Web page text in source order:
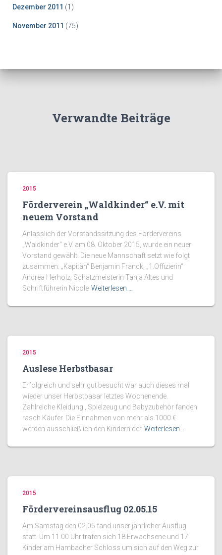
Dezember 2011 (1)
November 2011 (75)
Verwandte Beiträge
2015
Förderverein „Waldkinder“ e.V. mit
neuem Vorstand
Anlässlich der Vorstandssitzung des Fördervereins
„Waldkinder“ e.V. am 08. Oktober 2015, wurde ein neuer
Vorstand gewählt. Die neue Mannschaft setzt wie folgt
zusammen: „Kapitän“ Benjamin Franck, „1.Offizierin“
Andrea Herholz, Schatzmeisterin Tanja Altes und
Schriftführerin Nicole Weiterlesen …
2015
Auslese Herbstbasar
Erfolgreich und sehr gut besucht war auch dieses mal
wieder unser Herbstbasar letztes Wochenende.
Zahlreiche Kleidung , Spielzeug und Babyzubehör fanden
rasch Käufer. Die Einnahmen von mehr als 1000 €
werden ausschließlich den Kindern der Weiterlesen …
2015
Fördervereinsausflug 02.05.15
Am Samstag den 02.05 fand unser jährlicher Ausflug
statt. Um 11.00 Uhr trafen sich 18 Erwachsene und 17
Kinder am Hambacher Schloss um sich auf den Weg zur